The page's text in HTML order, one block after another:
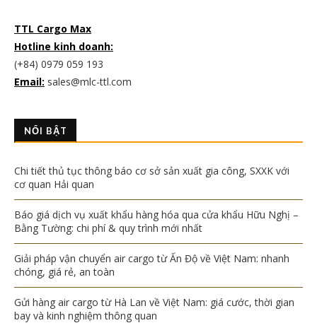
TTL Cargo Max
Hotline kinh doanh:
(+84) 0979 059 193
Email: sales@mlc-ttl.com
NỔI BẬT
Chi tiết thủ tục thông báo cơ sở sản xuất gia công, SXXK với
cơ quan Hải quan
Báo giá dịch vụ xuất khẩu hàng hóa qua cửa khẩu Hữu Nghị –
Bằng Tường: chi phí & quy trình mới nhất
Giải pháp vận chuyển air cargo từ Ấn Độ về Việt Nam: nhanh
chóng, giá rẻ, an toàn
Gửi hàng air cargo từ Hà Lan về Việt Nam: giá cước, thời gian
bay và kinh nghiệm thông quan